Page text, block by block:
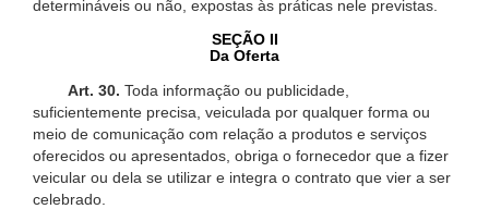
determináveis ou não, expostas às práticas nele previstas.
SEÇÃO II
Da Oferta
Art. 30. Toda informação ou publicidade,
suficientemente precisa, veiculada por qualquer forma ou
meio de comunicação com relação a produtos e serviços
oferecidos ou apresentados, obriga o fornecedor que a fizer
veicular ou dela se utilizar e integra o contrato que vier a ser
celebrado.